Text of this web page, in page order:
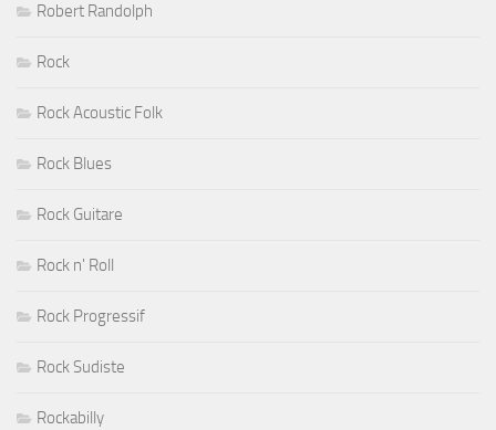
Robert Randolph
Rock
Rock Acoustic Folk
Rock Blues
Rock Guitare
Rock n' Roll
Rock Progressif
Rock Sudiste
Rockabilly